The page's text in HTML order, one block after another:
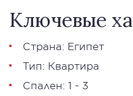
Ключевые
Страна: Египет
Тип: Квартира
Спален: 1 - 3